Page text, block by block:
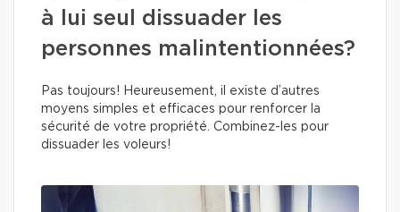
à lui seul dissuader les
personnes malintentionnées?
Pas toujours! Heureusement, il existe d’autres
moyens simples et efficaces pour renforcer la
sécurité de votre propriété. Combinez-les pour
dissuader les voleurs!